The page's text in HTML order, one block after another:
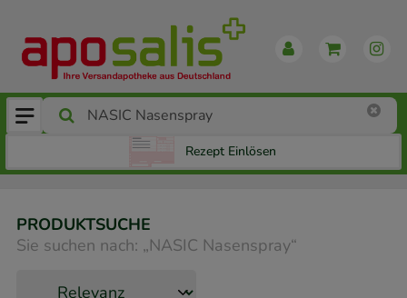
Rezept Einlösen
PRODUKTSUCHE
Sie suchen nach: „NASIC Nasenspray“